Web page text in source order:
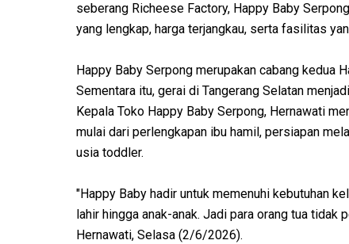
seberang Richeese Factory, Happy Baby
yang lengkap, harga terjangkau, serta fasilitas
Happy Baby Serpong merupakan cabang kedua
Sementara itu, gerai di Tangerang Selatan
Kepala Toko Happy Baby Serpong, Hernawati
mulai dari perlengkapan ibu hamil, persiapan
usia toddler.
"Happy Baby hadir untuk memenuhi kebutuhan
lahir hingga anak-anak. Jadi para orang tua
Hernawati, Selasa (2/6/2026).